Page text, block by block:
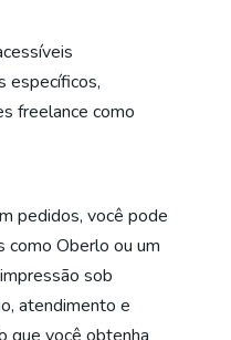
específicos,
freelance como
pedidos, você pode
como Oberlo ou um
sob
atendimento e